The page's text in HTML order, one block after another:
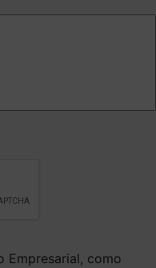
Empresarial, como